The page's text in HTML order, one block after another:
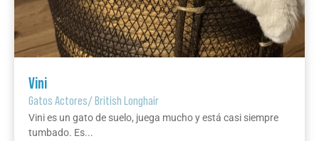
Vini
Gatos Actores/British Longhair
Vini es un gato de suelo, juega mucho y está casi siempre
tumbado. Es...